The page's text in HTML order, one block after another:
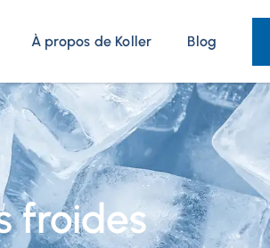
À propos de Koller Blog
froides